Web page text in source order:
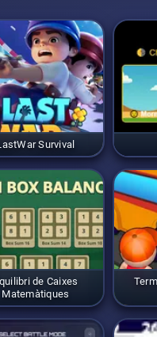
Survival
de Caixes
Matemàtiques